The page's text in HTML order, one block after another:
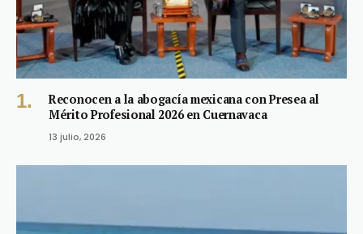
Reconocen a la abogacía mexicana con Presea al
Mérito Profesional 2026 en Cuernavaca
13 julio, 2026